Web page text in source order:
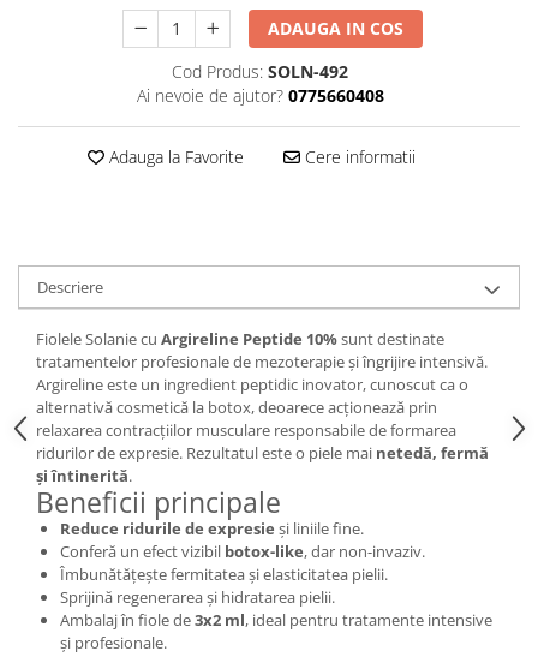
ADAUGA IN COS
Cod Produs: SOLN-492
Ai nevoie de ajutor? 0775660408
Adauga la Favorite Cere informatii
Descriere
Fiolele Solanie cu Argireline Peptide 10%sunt destinate
tratamentelor profesionale de mezoterapie și îngrijire intensivă.
Argireline este un ingredient peptidic inovator, cunoscut ca o
alternativă cosmetică la botox, deoarece acționează prin
relaxarea contracțiilor musculare responsabile de formarea
ridurilor de expresie. Rezultatul este o piele mai netedă, fermă
și întinerită.
Beneficii principale
Reduce ridurile de expresie și liniile fine.
Conferă un efect vizibil botox-like, dar non-invaziv.
Îmbunătățește fermitatea și elasticitatea pielii.
Sprijină regenerarea și hidratarea pielii.
Ambalaj în fiole de3x2 ml, ideal pentru tratamente intensive
și profesionale.